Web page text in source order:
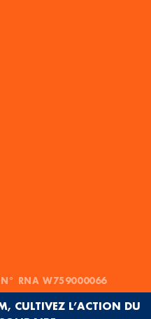
RNA W759000066
CULTIVEZ L’ACTION DU